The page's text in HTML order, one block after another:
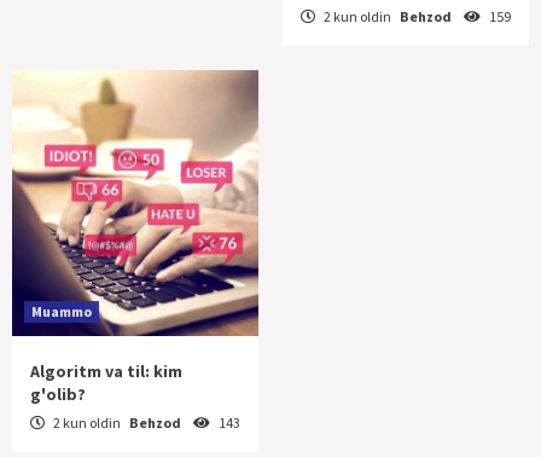
2 kun oldin Behzod 159
Muammo
Algoritm va til: kim
g'olib?
2 kun oldin Behzod 143